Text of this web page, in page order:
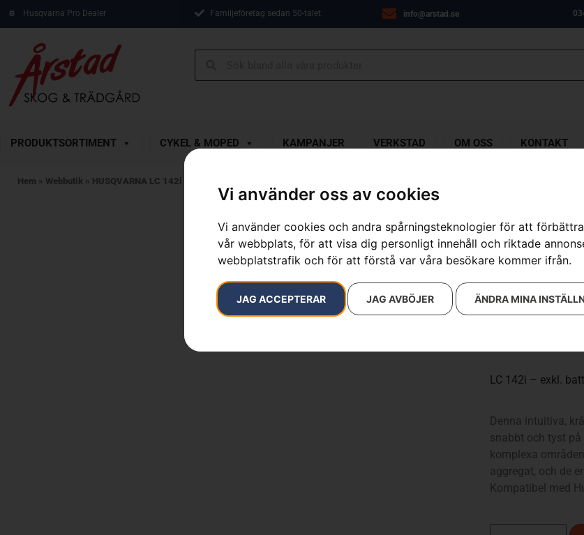
Vi använder oss av cookies
Vi använder cookies och andra spårningsteknologier för att
vår webbplats, för att visa dig personligt innehåll och riktade
webbplatstrafik och för att förstå var våra besökare kommer ifrån.
JAG ACCEPTERAR JAG AVBÖJER ÄNDRA MINA
Husqvarna Pro Dealer Familjeföretag sedan 50-talet info@arstad.se
PRODUKTSORTIMENT CYKEL & MOPED KAMPANJER VERKSTAD OM OSS KONTAKT
Hem » Webbutik » HUSQVARNA LC 142i utan batteri och laddare
laddare
Kategorier:
Varumärken:
LC 142i – exkl.
Denna intuitiva,
snabbt och tyst
komplexa
aggregat, och de
Kompatibel med